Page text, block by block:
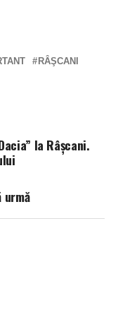
RÂŞCANI
la Râșcani.
urmă